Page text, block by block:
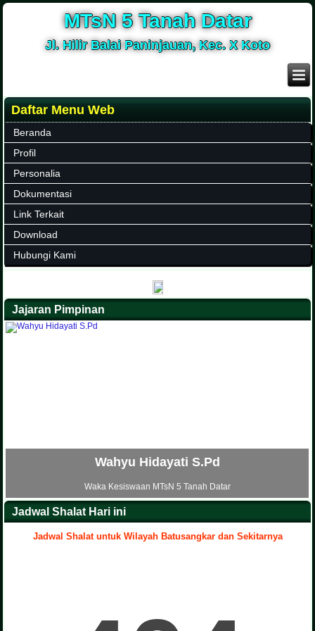
MTsN 5 Tanah Datar
Jl. Hilir Balai Paninjauan, Kec. X Koto
Daftar Menu Web
Beranda
Profil
Personalia
Dokumentasi
Link Terkait
Download
Hubungi Kami
Jajaran Pimpinan
Waka Sarana dan Prasarana
Jadwal Shalat Hari ini
Jadwal Shalat untuk Wilayah Batusangkar dan Sekitarnya